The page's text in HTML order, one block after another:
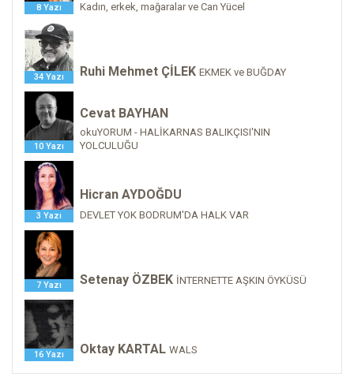
8 Yazı Kadın, erkek, mağaralar ve Can Yücel
34 Yazı Ruhi Mehmet ÇİLEK EKMEK ve BUĞDAY
10 Yazı
Cevat BAYHAN
okuYORUM - HALİKARNAS BALIKÇISI'NIN
YOLCULUĞU
3 Yazı
Hicran AYDOĞDU
DEVLET YOK BODRUM'DA HALK VAR
7 Yazı Setenay ÖZBEK İNTERNETTE AŞKIN ÖYKÜSÜ
16 Yazı Oktay KARTAL WALS